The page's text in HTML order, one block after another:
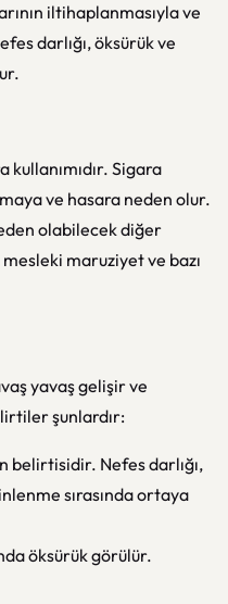
iltihaplanmasıyla ve
darlığı, öksürük ve
kullanımıdır. Sigara
ve hasara neden olur.
olabilecek diğer
maruziyet ve bazı
yavaş gelişir ve
şunlardır:
belirtisidir. Nefes darlığı,
sırasında ortaya
öksürük görülür.